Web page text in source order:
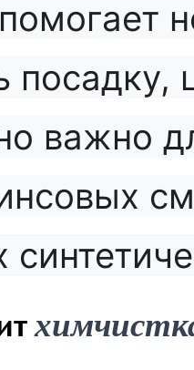
посадку,
важно